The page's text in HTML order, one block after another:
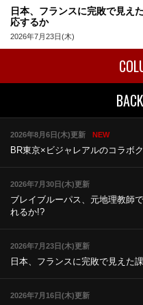
日本、フランスに完敗で見え
応するか
2026年7月23日(木)
2026年8月6日(木)更新 NEW
BR東京×ビジャレアルのコラボ
2026年7月30日(木)更新
ブレイブルーパス、元地理教師
れるか!?
2026年7月23日(木)更新
日本、フランスに完敗で見えた
2026年7月16日(木)更新